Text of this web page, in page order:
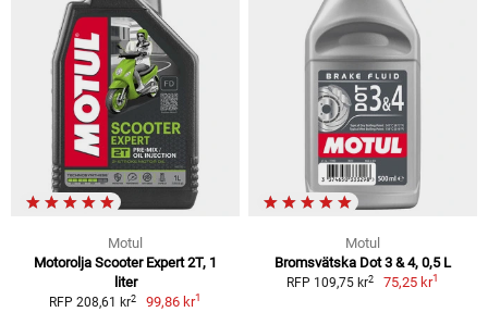
Motul
Motorolja Scooter Expert 2T, 1
liter
RFP 208,61 kr2 99,86 kr1
Motul
Bromsvätska Dot 3 & 4, 0,5 L
RFP 109,75 kr2 75,25 kr1